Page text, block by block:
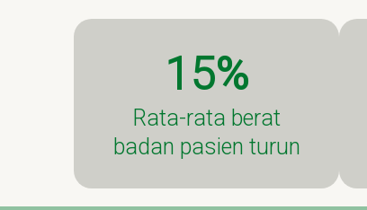
15%
Rata-rata berat
badan pasien turun